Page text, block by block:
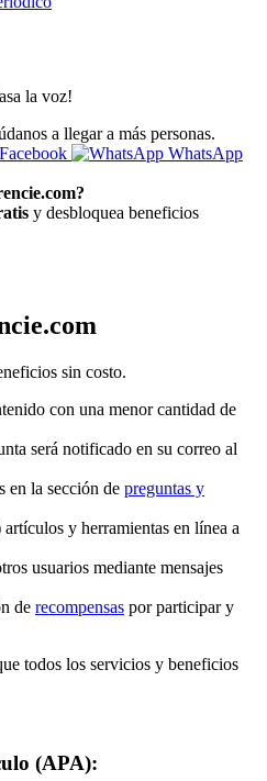
la voz!
a llegar a más personas.
Facebook
WhatsApp
y desbloquea beneficios
sin costo.
con una menor cantidad de
será notificado en su correo al
en la sección de preguntas y
y herramientas en línea a
usuarios mediante mensajes
de recompensas por participar y
todos los servicios y beneficios
(APA):